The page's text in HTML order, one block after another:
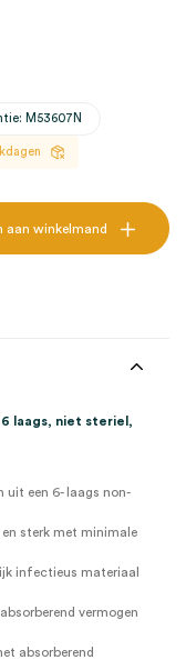
M53607N
aan winkelmand
6 laags, niet steriel,
uit een 6- laags non-
sterk met minimale
infectieus materiaal
vermogen
absorberend